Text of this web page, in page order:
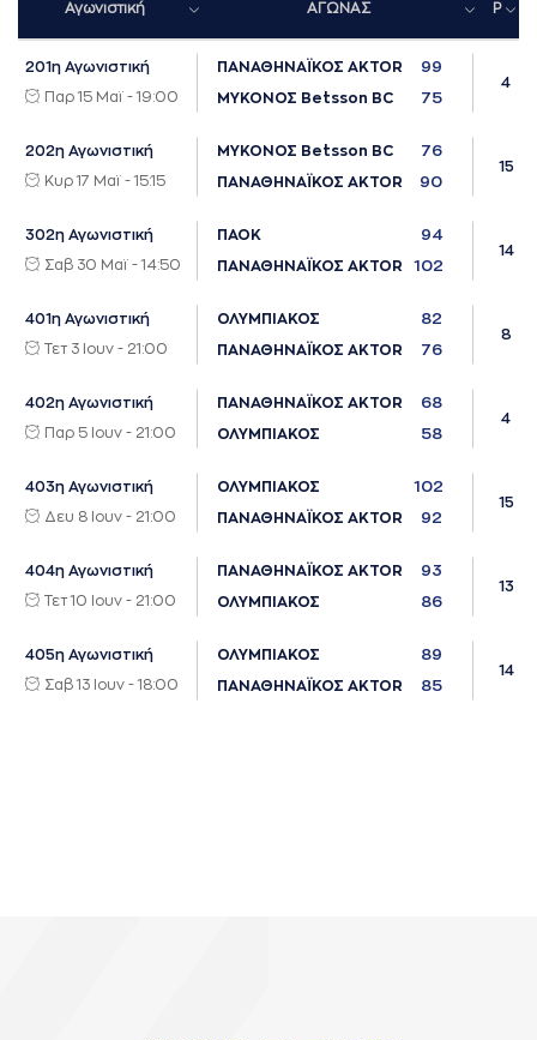
Αγωνιστική ΑΓΩΝΑΣ P
201η Αγωνιστική
Παρ 15 Μαϊ - 19:00
ΠΑΝΑΘΗΝΑΪΚΟΣ AKTOR 99
ΜΥΚΟΝΟΣ Betsson BC 75
4
202η Αγωνιστική
Κυρ 17 Μαϊ - 15:15
ΜΥΚΟΝΟΣ Betsson BC 76
ΠΑΝΑΘΗΝΑΪΚΟΣ AKTOR 90
15
302η Αγωνιστική
Σαβ 30 Μαϊ - 14:50
ΠΑΟΚ 94
ΠΑΝΑΘΗΝΑΪΚΟΣ AKTOR 102
14
401η Αγωνιστική
Τετ 3 Ιουν - 21:00
ΟΛΥΜΠΙΑΚΟΣ 82
ΠΑΝΑΘΗΝΑΪΚΟΣ AKTOR 76
8
402η Αγωνιστική
Παρ 5 Ιουν - 21:00
ΠΑΝΑΘΗΝΑΪΚΟΣ AKTOR 68
ΟΛΥΜΠΙΑΚΟΣ 58
4
403η Αγωνιστική
Δευ 8 Ιουν - 21:00
ΟΛΥΜΠΙΑΚΟΣ 102
ΠΑΝΑΘΗΝΑΪΚΟΣ AKTOR 92
15
404η Αγωνιστική
Τετ 10 Ιουν - 21:00
ΠΑΝΑΘΗΝΑΪΚΟΣ AKTOR 93
ΟΛΥΜΠΙΑΚΟΣ 86
13
405η Αγωνιστική
Σαβ 13 Ιουν - 18:00
ΟΛΥΜΠΙΑΚΟΣ 89
ΠΑΝΑΘΗΝΑΪΚΟΣ AKTOR 85
14